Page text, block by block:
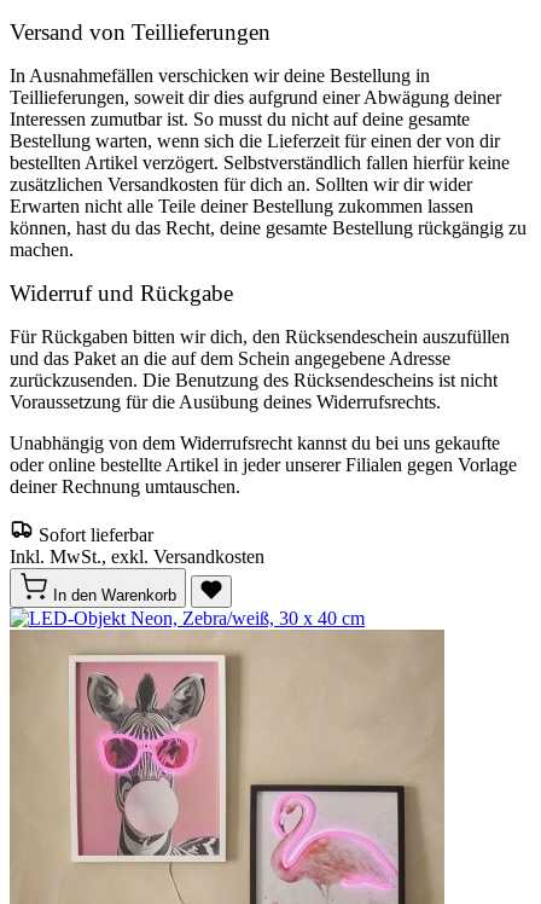
Versand von Teillieferungen
In Ausnahmefällen verschicken wir deine Bestellung in
Teillieferungen, soweit dir dies aufgrund einer Abwägung deiner
Interessen zumutbar ist. So musst du nicht auf deine gesamte
Bestellung warten, wenn sich die Lieferzeit für einen der von dir
bestellten Artikel verzögert. Selbstverständlich fallen hierfür keine
zusätzlichen Versandkosten für dich an. Sollten wir dir wider
Erwarten nicht alle Teile deiner Bestellung zukommen lassen
können, hast du das Recht, deine gesamte Bestellung rückgängig zu
machen.
Widerruf und Rückgabe
Für Rückgaben bitten wir dich, den Rücksendeschein auszufüllen
und das Paket an die auf dem Schein angegebene Adresse
zurückzusenden. Die Benutzung des Rücksendescheins ist nicht
Voraussetzung für die Ausübung deines Widerrufsrechts.
Unabhängig von dem Widerrufsrecht kannst du bei uns gekaufte
oder online bestellte Artikel in jeder unserer Filialen gegen Vorlage
deiner Rechnung umtauschen.
Sofort lieferbar
Inkl. MwSt., exkl. Versandkosten
In den Warenkorb